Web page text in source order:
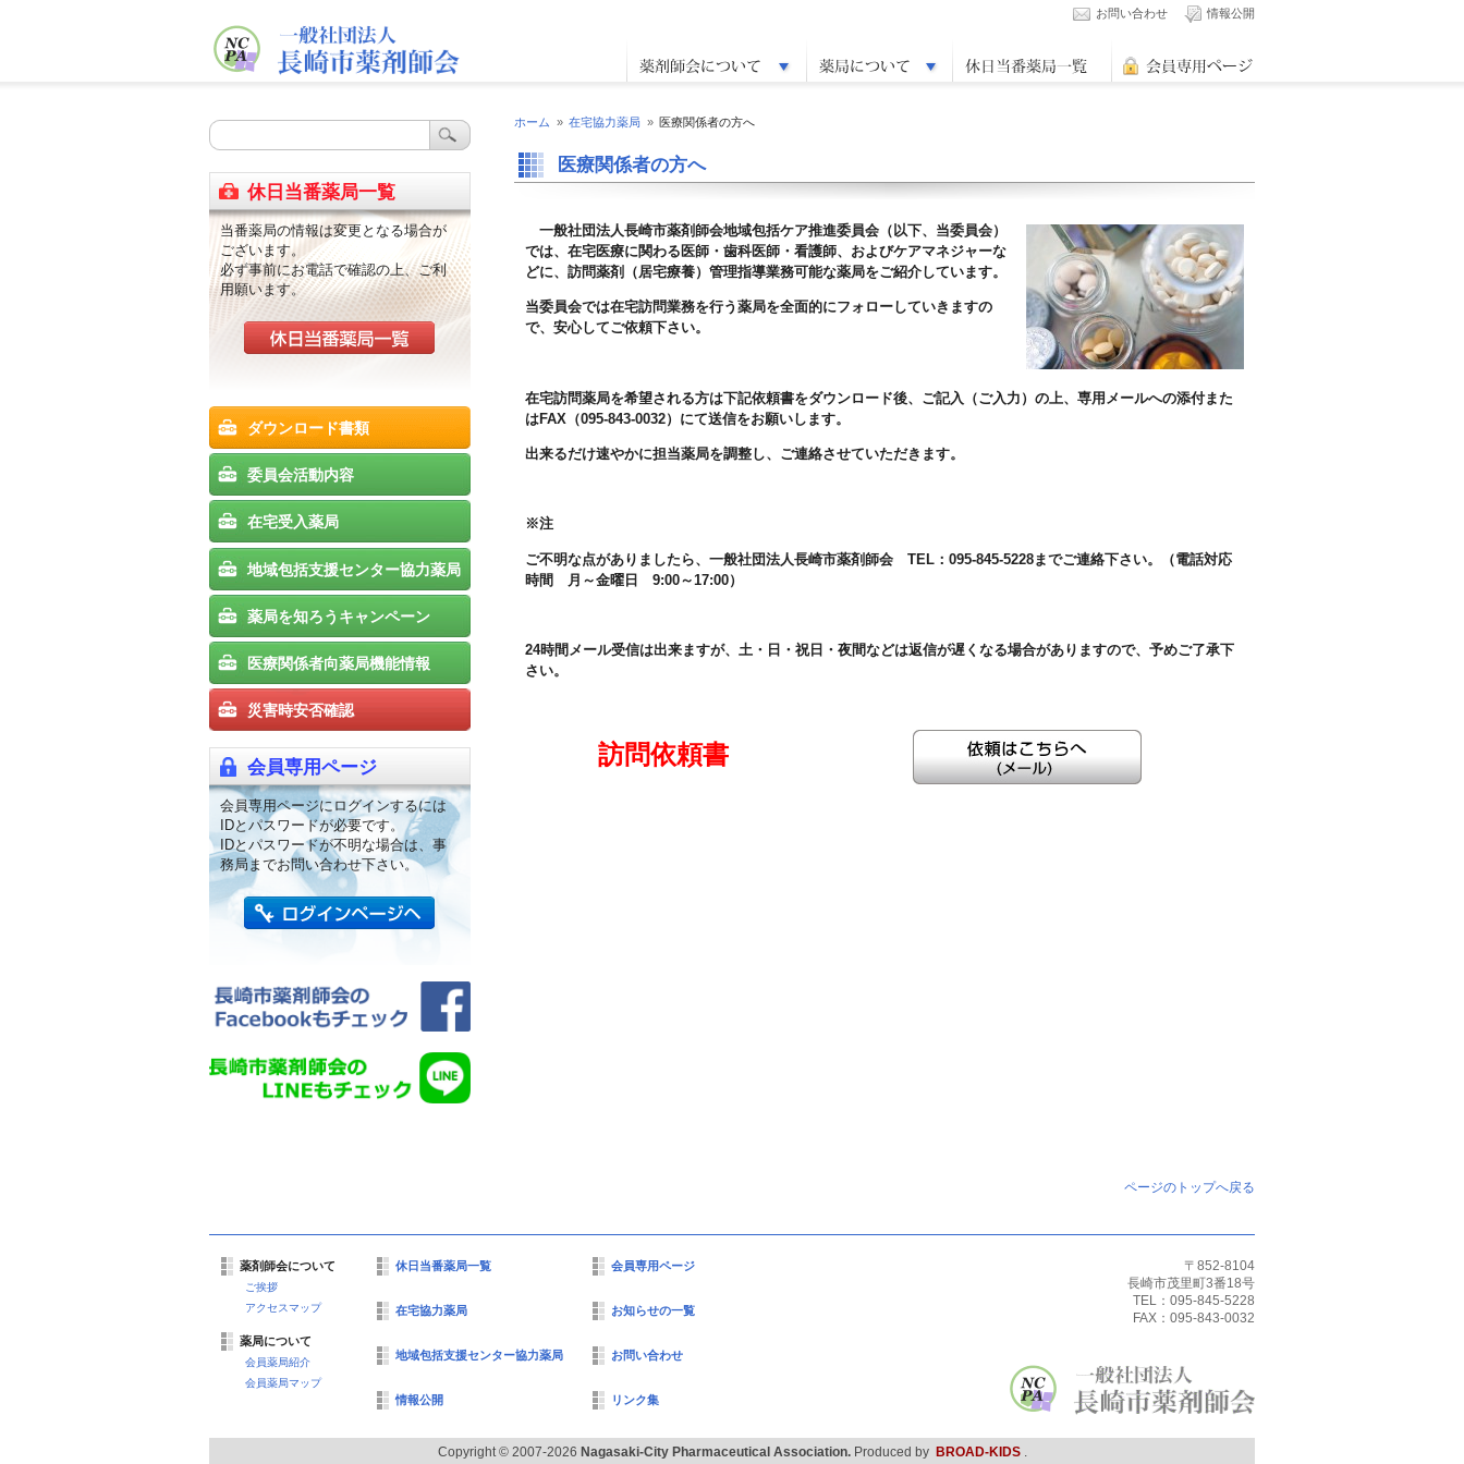
お問い合わせ 情報公開
ホーム » 在宅協力薬局 » 医療関係者の方へ
医療関係者の方へ
一般社団法人長崎市薬剤師会地域包括ケア推進委員会（以下、当委員会）
では、在宅医療に関わる医師・歯科医師・看護師、およびケアマネジャーな
どに、訪問薬剤（居宅療養）管理指導業務可能な薬局をご紹介しています。
当委員会では在宅訪問業務を行う薬局を全面的にフォローしていきますの
で、安心してご依頼下さい。
在宅訪問薬局を希望される方は下記依頼書をダウンロード後、ご記入（ご入力）の上、専用メールへの添付また
はFAX（095-843-0032）にて送信をお願いします。
出来るだけ速やかに担当薬局を調整し、ご連絡させていただきます。
※注
ご不明な点がありましたら、一般社団法人長崎市薬剤師会 TEL：095-845-5228までご連絡下さい。（電話対応
時間 月～金曜日 9:00～17:00）
24時間メール受信は出来ますが、土・日・祝日・夜間などは返信が遅くなる場合がありますので、予めご了承下
さい。
訪問依頼書
休日当番薬局一覧
当番薬局の情報は変更となる場合が
ございます。
必ず事前にお電話で確認の上、ご利
用願います。
ダウンロード書類
委員会活動内容
在宅受入薬局
地域包括支援センター協力薬局
薬局を知ろうキャンペーン
医療関係者向薬局機能情報
災害時安否確認
会員専用ページ
会員専用ページにログインするには
IDとパスワードが必要です。
IDとパスワードが不明な場合は、事
務局までお問い合わせ下さい。
ページのトップへ戻る
薬剤師会について
ご挨拶
アクセスマップ
薬局について
会員薬局紹介
会員薬局マップ
休日当番薬局一覧
在宅協力薬局
地域包括支援センター協力薬局
情報公開
会員専用ページ
お知らせの一覧
お問い合わせ
リンク集
〒852-8104
長崎市茂里町3番18号
TEL：095-845-5228
FAX：095-843-0032
Copyright © 2007-2026 Nagasaki-City Pharmaceutical Association.Produced by BROAD-KIDS .